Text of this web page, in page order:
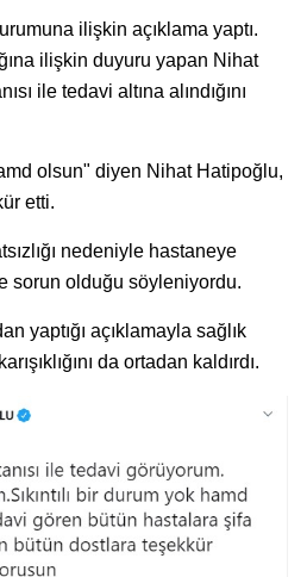
ilişkin açıklama yaptı.
ilişkin duyuru yapan Nihat
ile tedavi altına alındığını
olsun" diyen Nihat Hatipoğlu,
etti.
nedeniyle hastaneye
sorun olduğu söyleniyordu.
yaptığı açıklamayla sağlık
da ortadan kaldırdı.